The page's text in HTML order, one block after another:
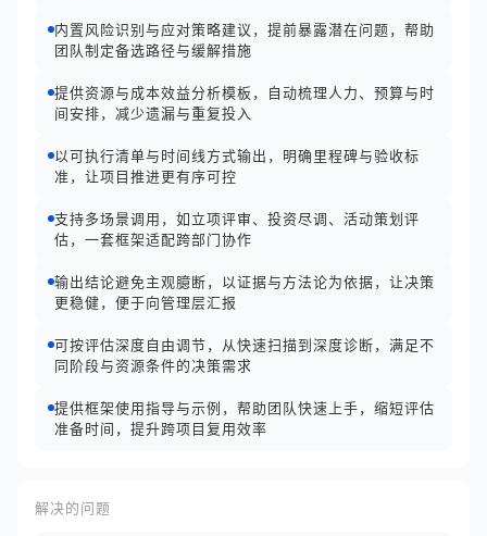
内置风险识别与应对策略建议，提前暴露潜在问题，帮助
团队制定备选路径与缓解措施
提供资源与成本效益分析模板，自动梳理人力、预算与时
间安排，减少遗漏与重复投入
以可执行清单与时间线方式输出，明确里程碑与验收标
准，让项目推进更有序可控
支持多场景调用，如立项评审、投资尽调、活动策划评
估，一套框架适配跨部门协作
输出结论避免主观臆断，以证据与方法论为依据，让决策
更稳健，便于向管理层汇报
可按评估深度自由调节，从快速扫描到深度诊断，满足不
同阶段与资源条件的决策需求
提供框架使用指导与示例，帮助团队快速上手，缩短评估
准备时间，提升跨项目复用效率
解决的问题